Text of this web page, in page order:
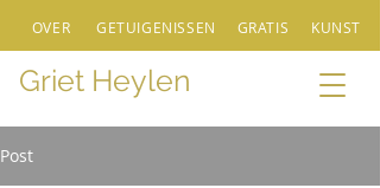
Griet Heylen
OVER GETUIGENISSEN GRATIS KUNST
Post